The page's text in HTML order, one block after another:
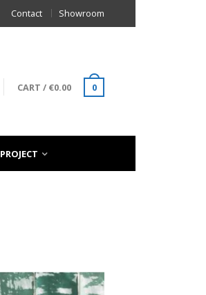
Contact Showroom
CART / €0.00 0
PROJECT